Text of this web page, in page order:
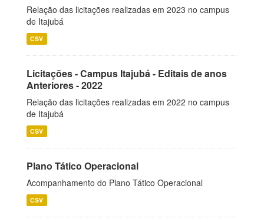
Relação das licitações realizadas em 2023 no campus
de Itajubá
CSV
Licitações - Campus Itajubá - Editais de anos
Anteriores - 2022
Relação das licitações realizadas em 2022 no campus
de Itajubá
CSV
Plano Tático Operacional
Acompanhamento do Plano Tático Operacional
CSV